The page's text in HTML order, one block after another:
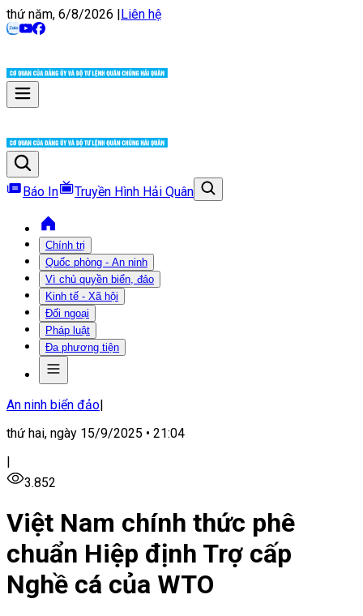
thứ năm, 6/8/2026 |Liên hệ
Báo In Truyền Hình Hải Quân
Chính trị
Quốc phòng - An ninh
Vì chủ quyền biển, đảo
Kinh tế - Xã hội
Đối ngoại
Pháp luật
Đa phương tiện
An ninh biển đảo|
thứ hai, ngày 15/9/2025 • 21:04
|
3.852
Việt Nam chính thức phê
chuẩn Hiệp định Trợ cấp
Nghề cá của WTO